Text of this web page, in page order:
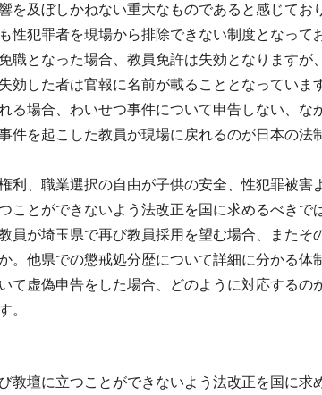
を及ぼしかねない重大なものであると感じて
性犯罪者を現場から排除できない制度となって
職となった場合、教員免許は失効となりますが
効した者は官報に名前が載ることとなってい
る場合、わいせつ事件について申告しない、
件を起こした教員が現場に戻れるのが日本の法
利、職業選択の自由が子供の安全、性犯罪被
ことができないよう法改正を国に求めるべきで
員が埼玉県で再び教員採用を望む場合、また
。他県での懲戒処分歴について詳細に分かる体
て虚偽申告をした場合、どのように対応するの
。
教壇に立つことができないよう法改正を国に求